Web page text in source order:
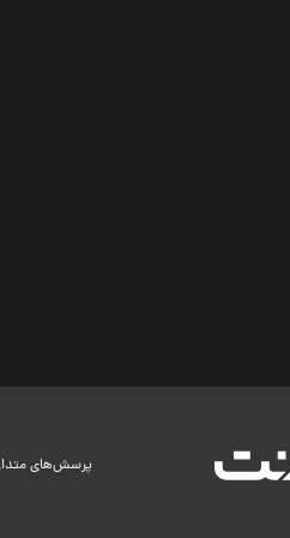
پرسش‌های